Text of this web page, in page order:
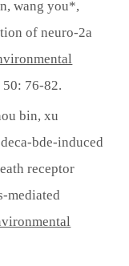
wang you*,
of neuro-2a
50: 76-82.
bin, xu
bde-induced
receptor
mediated